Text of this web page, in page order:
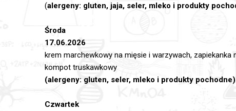
(alergeny: gluten, jaja, seler, mleko i produkty
Środa
17.06.2026
krem marchewkowy na mięsie i warzywach,
kompot truskawkowy
(alergeny: gluten, seler, mleko i produkty pochodne)
Czwartek